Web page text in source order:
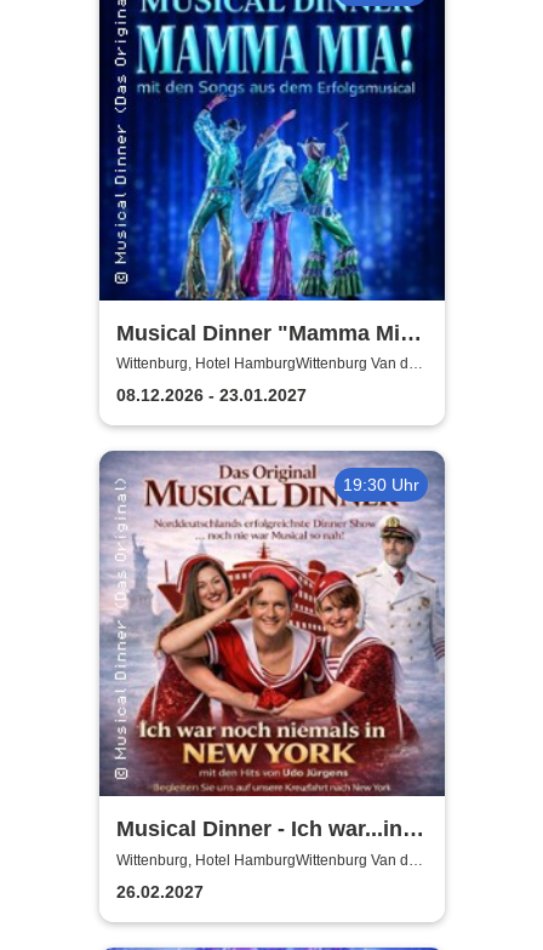
Musical Dinner "Mamma Mia
Special"
Wittenburg, Hotel HamburgWittenburg Van der
Valk GmbH
08.12.2026 - 23.01.2027
19:30 Uhr
Musical Dinner - Ich war...in
NY Special
Wittenburg, Hotel HamburgWittenburg Van der
Valk GmbH
26.02.2027